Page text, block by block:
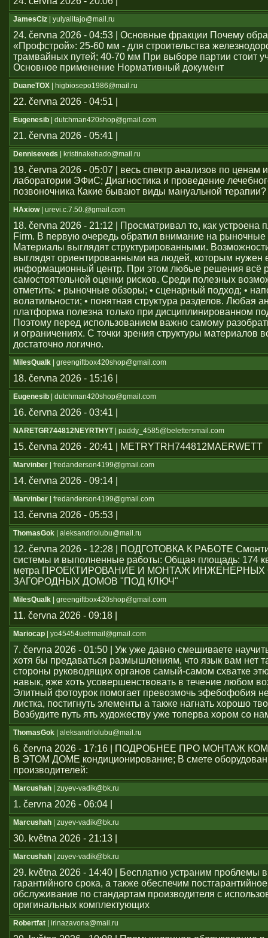
JamesCiz | yulyalitajo@mail.ru
24. června 2026 - 04:53 | Основные фракции Почему
«Профстрой»: 25-60 мм - для строительства
трамвайных путей; 40-70 мм При выборе партии стоит
Основное применение Нормативный документ
DuaneTOX | higbiosepo1986@mail.ru
22. června 2026 - 04:51 |
Eugenesib | dutchman420shop@gmail.com
21. června 2026 - 05:41 |
Denniseveds | kristinakehado@mail.ru
19. června 2026 - 05:07 | весь спектр анализов по ценам
лаборатории ЭФиС; Диагностика и проведение
позвоночника Какие бывают виды мануальной терапии?
HAxiow| urevi.c.7.50.@gmail.com
18. června 2026 - 21:12 | Просматривал то, как устроена
Firm. В первую очередь обратил внимание на рыночные
Материалы выглядят структурированными.
выглядят ориентированными на людей, которым нужен
информационный центр. При этом любые решения всё
самостоятельной оценки рисков. Среди полезных
отметить: • рыночные обзоры; • сценарный подход; •
волатильности; • понятная структура разделов. Любая
платформа полезна только при дисциплинированном
Поэтому перед использованием важно самому
и ограничениях. С точки зрения структуры материалов
достаточно логично.
MilesQualk | greengiftbox420shop@gmail.com
18. června 2026 - 15:16 |
Eugenesib | dutchman420shop@gmail.com
16. června 2026 - 03:41 |
NARETGR744812NEYRTHYT| paddy_4585@belettersmail.com
15. června 2026 - 20:41 | METRYTRH744812MAERWETT
Marvinber | fredanderson4199@gmail.com
14. června 2026 - 09:14 |
Marvinber | fredanderson4199@gmail.com
13. června 2026 - 05:53 |
ThomasGok | aleksandrlolubu@mail.ru
12. června 2026 - 12:28 | ПОДГОТОВКА К РАБОТЕ
системы и выполненные работы: Общая площадь: 174
метра ПРОЕКТИРОВАНИЕ И МОНТАЖ
ЗАГОРОДНЫХ ДОМОВ "ПОД КЛЮЧ"
MilesQualk | greengiftbox420shop@gmail.com
11. června 2026 - 09:18 |
Mariocap | yo45454uеtrmail@gmail.com
7. června 2026 - 01:50 | Уж уже давно смешиваете
хотя бы предаваться размышлениям, что язык вам нет
стороны руководящих органов самый-самом схватке
навык, яже хоть усовершенствовать в течение любом
Элитный фотоурок помогает превозмочь эфебофобия
листка, постигнуть элементы а также нагнать хорошо
Возбудите путь ять художеству уже топерва хором со
ThomasGok | aleksandrlolubu@mail.ru
6. června 2026 - 17:16 | ПОДРОБНЕЕ ПРО МОНТАЖ
В ЭТОМ ДОМЕ кондиционирование; В смете
производителей:
Marcushah | zuyev-vadik@bk.ru
1. června 2026 - 06:04 |
Marcushah | zuyev-vadik@bk.ru
30. května 2026 - 21:13 |
Marcushah | zuyev-vadik@bk.ru
29. května 2026 - 14:40 | Бесплатно устраним проблемы
гарантийного срока, а также обеспечим постгарантийное
обслуживание по стандартам производителя с
оригинальных комплектующих
Robertfat | irinazavona@mail.ru